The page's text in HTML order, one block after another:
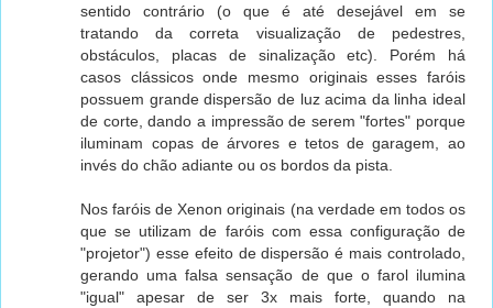
sentido contrário (o que é até desejável em se
tratando da correta visualização de pedestres,
obstáculos, placas de sinalização etc). Porém há
casos clássicos onde mesmo originais esses faróis
possuem grande dispersão de luz acima da linha ideal
de corte, dando a impressão de serem "fortes" porque
iluminam copas de árvores e tetos de garagem, ao
invés do chão adiante ou os bordos da pista.
Nos faróis de Xenon originais (na verdade em todos os
que se utilizam de faróis com essa configuração de
"projetor") esse efeito de dispersão é mais controlado,
gerando uma falsa sensação de que o farol ilumina
"igual" apesar de ser 3x mais forte, quando na